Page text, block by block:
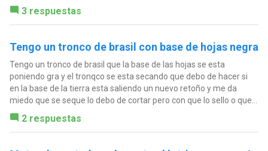
3 respuestas
Tengo un tronco de brasil con base de hojas negra
Tengo un tronco de brasil que la base de las hojas se esta
poniendo gra y el tronqco se esta secando que debo de hacer si
en la base de la tierra esta saliendo un nuevo retoño y me da
miedo que se seque lo debo de cortar pero con que lo sello o que...
2 respuestas